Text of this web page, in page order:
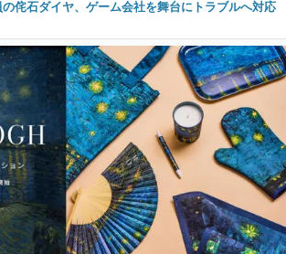
侘石ダイヤ、ゲーム会社を舞台にトラブルへ対応